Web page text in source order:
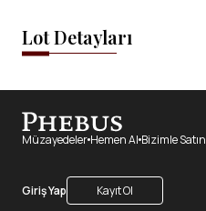
Lot Detayları
Müzayedeler Hemen Al Bizimle Satın
Giriş Yap Kayıt Ol